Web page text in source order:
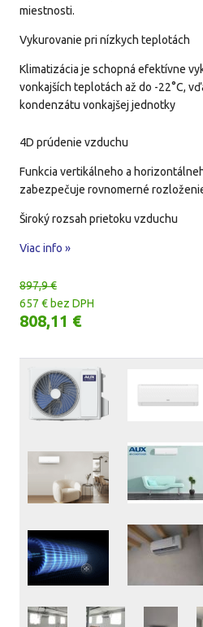
miestnosti.
Vykurovanie pri nízkych teplotách
Klimatizácia je schopná efektívne
vonkajších teplotách až do -22°C,
kondenzátu vonkajšej jednotky
4D prúdenie vzduchu
Funkcia vertikálneho a
zabezpečuje rovnomerné
Široký rozsah prietoku vzduchu
Viac info »
897,9 €
657 € bez DPH
808,11 €